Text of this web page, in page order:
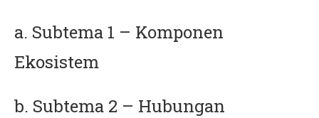
a. Subtema 1 – Komponen
Ekosistem
b. Subtema 2 – Hubungan